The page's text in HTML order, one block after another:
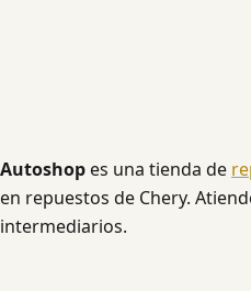
Autoshopes una tienda de
en repuestos de Chery.
intermediarios.